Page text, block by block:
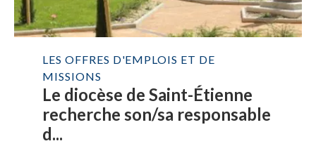
LES OFFRES D'EMPLOIS ET DE
MISSIONS
Le diocèse de Saint-Étienne
recherche son/sa responsable
d...